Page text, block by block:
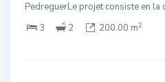
PedreguerLe projet consiste en la
3
2 200.00 m2